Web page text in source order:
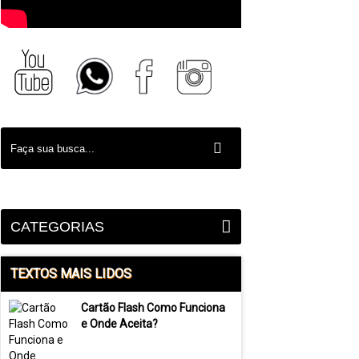
CATEGORIAS
TEXTOS MAIS LIDOS
Cartão Flash Como Funciona
e Onde Aceita?